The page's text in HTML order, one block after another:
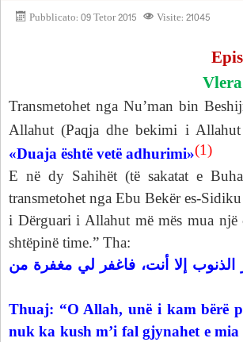
Pubblicato: 09 Tetor 2015 Visite: 21045
Transmetohet nga Nu’man bin
Allahut (Paqja dhe bekimi i
«Duaja është vetë adhurimi»(1)
E në dy Sahihët (të sakatat e
transmetohet nga Ebu Bekër es-
i Dërguari i Allahut më mës mua
shtëpinë time.” Tha:
إلا أنت، فاغفر لي مغفرة من
Thuaj: “O Allah, unë i kam bërë
nuk ka kush m’i fal gjynahet e